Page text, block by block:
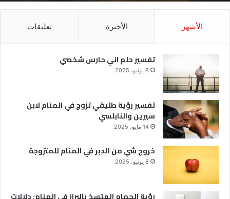
الأشهر الأخيرة تعليقات
تفسير حلم اني حارس شخصي
8 يونيو، 2025
تفسير رؤية طليقي تزوج في المنام لابن
سيرين والنابلسي
14 مايو، 2025
خروج شي من الدبر في المنام للمتزوجة
8 يونيو، 2025